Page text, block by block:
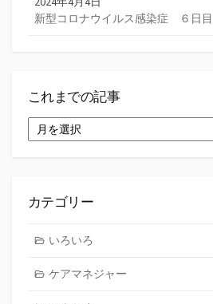
新型コロナウイルス感染症 ６日目
これまでの記事
れ
記
カテゴリー
いろいろ
ケアマネジャー